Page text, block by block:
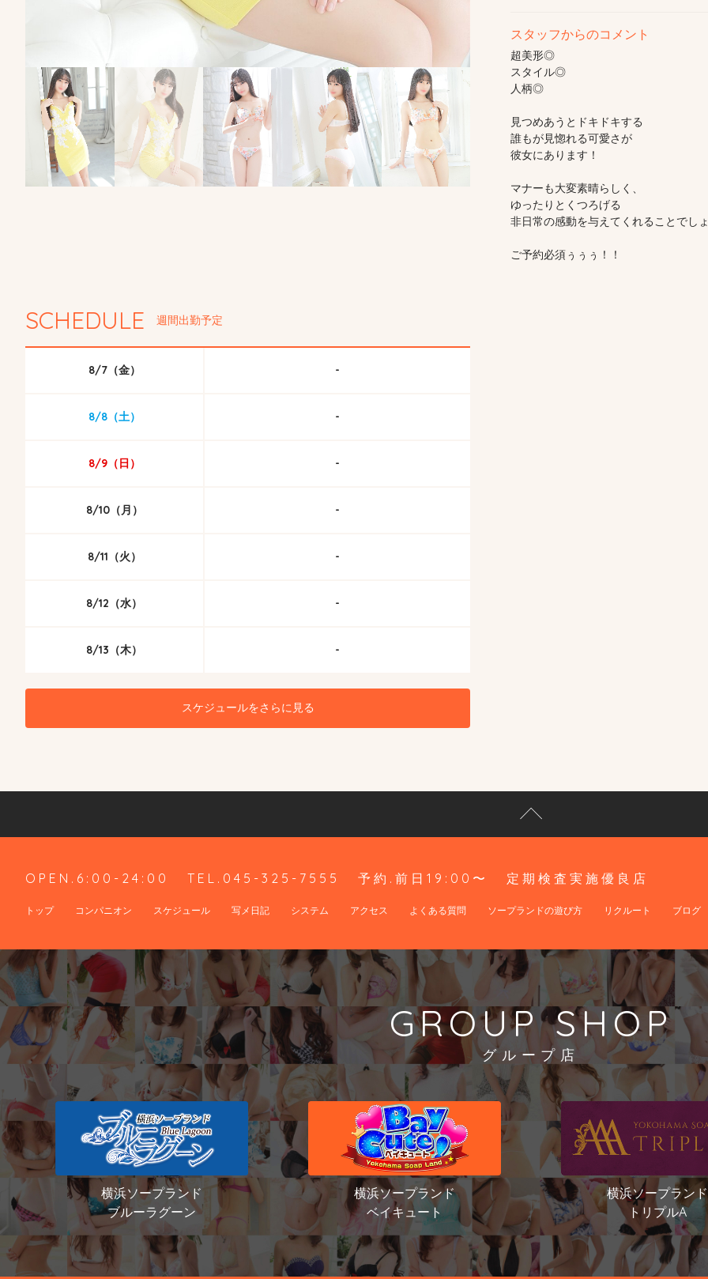
スタッフからのコメント
超美形◎
スタイル◎
人柄◎
見つめあうとドキドキする
誰もが見惚れる可愛さが
彼女にあります！
マナーも大変素晴らしく、
ゆったりとくつろげる
非日常の感動を与えてくれることでし
ご予約必須ぅぅぅ！！
SCHEDULE 週間出勤予定
8/7（金） -
8/8（土） -
8/9（日） -
8/10（月） -
8/11（火） -
8/12（水） -
8/13（木） -
スケジュールをさらに見る
OPEN.6:00-24:00 TEL.045-325-7555 予約.前日19:00〜 定期検査実施優良店
トップ コンパニオン スケジュール 写メ日記 システム アクセス よくある質問 ソープランドの遊び方 リクルート ブログ
GROUP SHOP
グループ店
横浜ソープランド
ブルーラグーン
横浜ソープランド
ベイキュート
横浜ソープランド
トリプルA